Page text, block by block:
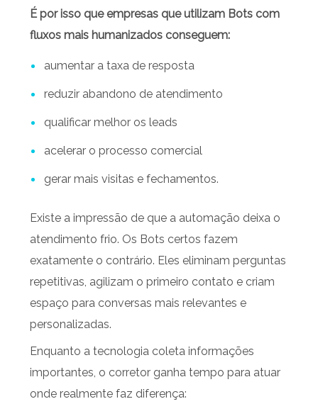
É por isso que empresas que utilizam Bots com
fluxos mais humanizados conseguem:
aumentar a taxa de resposta
reduzir abandono de atendimento
qualificar melhor os leads
acelerar o processo comercial
gerar mais visitas e fechamentos.
Existe a impressão de que a automação deixa o
atendimento frio. Os Bots certos fazem
exatamente o contrário. Eles eliminam perguntas
repetitivas, agilizam o primeiro contato e criam
espaço para conversas mais relevantes e
personalizadas.
Enquanto a tecnologia coleta informações
importantes, o corretor ganha tempo para atuar
onde realmente faz diferença: